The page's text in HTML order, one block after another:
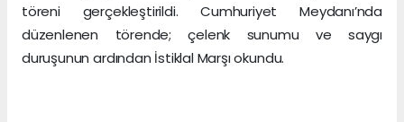
töreni gerçekleştirildi. Cumhuriyet Meydanı’nda
düzenlenen törende; çelenk sunumu ve saygı
duruşunun ardından İstiklal Marşı okundu.